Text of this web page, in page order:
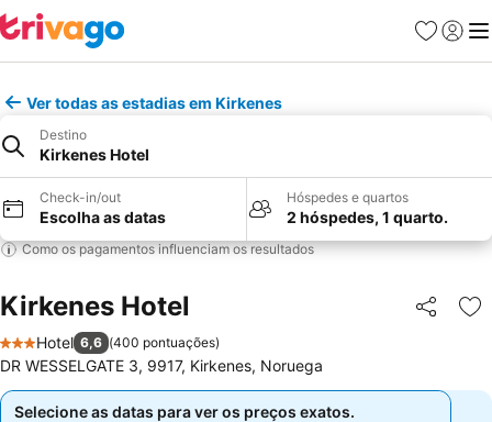
Favoritos
Iniciar
Ver todas as estadias em Kirkenes
Destino
Kirkenes Hotel
Check-in/out
Escolha as datas
Hóspedes e quartos
2 hóspedes, 1 quarto.
Como os pagamentos influenciam os resultados
Kirkenes Hotel Partilhar
3 Estrelas
Hotel 6,6 (400 pontuações)
DR WESSELGATE 3, 9917, Kirkenes, Noruega
Selecione as datas para ver os preços exatos.
Selecione as datas para ver os preços exatos.